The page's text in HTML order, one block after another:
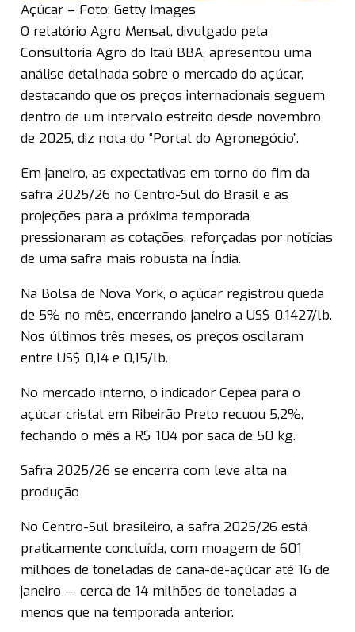
Açúcar – Foto: Getty Images
O relatório Agro Mensal, divulgado pela
Consultoria Agro do Itaú BBA, apresentou uma
análise detalhada sobre o mercado do açúcar,
destacando que os preços internacionais seguem
dentro de um intervalo estreito desde novembro
de 2025, diz nota do “Portal do Agronegócio”.
Em janeiro, as expectativas em torno do fim da
safra 2025/26 no Centro-Sul do Brasil e as
projeções para a próxima temporada
pressionaram as cotações, reforçadas por notícias
de uma safra mais robusta na Índia.
Na Bolsa de Nova York, o açúcar registrou queda
de 5% no mês, encerrando janeiro a US$ 0,1427/lb.
Nos últimos três meses, os preços oscilaram
entre US$ 0,14 e 0,15/lb.
No mercado interno, o indicador Cepea para o
açúcar cristal em Ribeirão Preto recuou 5,2%,
fechando o mês a R$ 104 por saca de 50 kg.
Safra 2025/26 se encerra com leve alta na
produção
No Centro-Sul brasileiro, a safra 2025/26 está
praticamente concluída, com moagem de 601
milhões de toneladas de cana-de-açúcar até 16 de
janeiro — cerca de 14 milhões de toneladas a
menos que na temporada anterior.